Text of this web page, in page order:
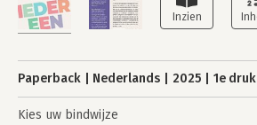
Paperback Nederlands 2025 1e druk
Kies uw bindwijze